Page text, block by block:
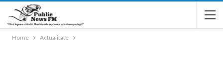
Home Actualitate